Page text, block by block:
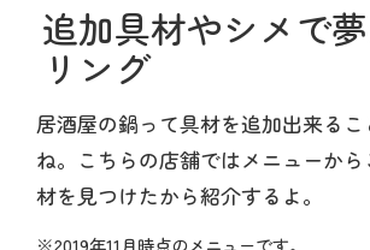
追加具材やシメで
リング
居酒屋の鍋って具材を追加出来るこ
ね。こちらの店舗ではメニューか
材を見つけたから紹介するよ。
※2019年11月時点のメニューです。